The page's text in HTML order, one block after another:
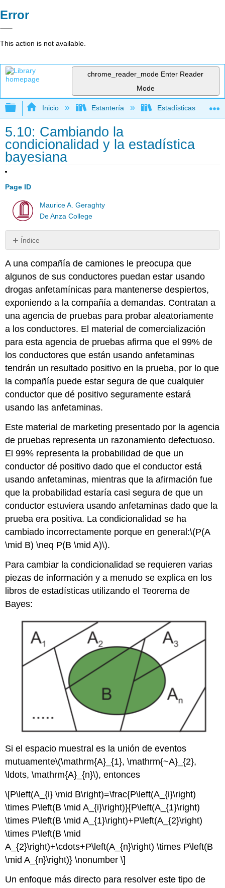
Error
This action is not available.
chrome_reader_mode Enter Reader
Mode
Expandir/contraer jerarquía global
Inicio Estantería Estadísticas
5.10: Cambiando la
condicionalidad y la estadística
bayesiana
Page ID
Maurice A. Geraghty
De Anza College
Índice
Sin
A una compañía de camiones le preocupa que
algunos de sus conductores puedan estar usando
drogas anfetamínicas para mantenerse despiertos,
exponiendo a la compañía a demandas. Contratan a
una agencia de pruebas para probar aleatoriamente
a los conductores. El material de comercialización
para esta agencia de pruebas afirma que el 99% de
los conductores que están usando anfetaminas
tendrán un resultado positivo en la prueba, por lo que
la compañía puede estar segura de que cualquier
conductor que dé positivo seguramente estará
usando las anfetaminas.
Este material de marketing presentado por la agencia
de pruebas representa un razonamiento defectuoso.
El 99% representa la probabilidad de que un
conductor dé positivo dado que el conductor está
usando anfetaminas, mientras que la afirmación fue
que la probabilidad estaría casi segura de que un
conductor estuviera usando anfetaminas dado que la
prueba era positiva. La condicionalidad se ha
cambiado incorrectamente porque en general:\(P(A
\mid B) \neq P(B \mid A)\).
Para cambiar la condicionalidad se requieren varias
piezas de información y a menudo se explica en los
libros de estadísticas utilizando el Teorema de
Bayes:
Si el espacio muestral es la unión de eventos
mutuamente\(\mathrm{A}_{1}, \mathrm{~A}_{2},
\ldots, \mathrm{A}_{n}\), entonces
\[P\left(A_{i} \mid B\right)=\frac{P\left(A_{i}\right)
\times P\left(B \mid A_{i}\right)}{P\left(A_{1}\right)
\times P\left(B \mid A_{1}\right)+P\left(A_{2}\right)
\times P\left(B \mid
A_{2}\right)+\cdots+P\left(A_{n}\right) \times P\left(B
\mid A_{n}\right)} \nonumber \]
Un enfoque más directo para resolver este tipo de